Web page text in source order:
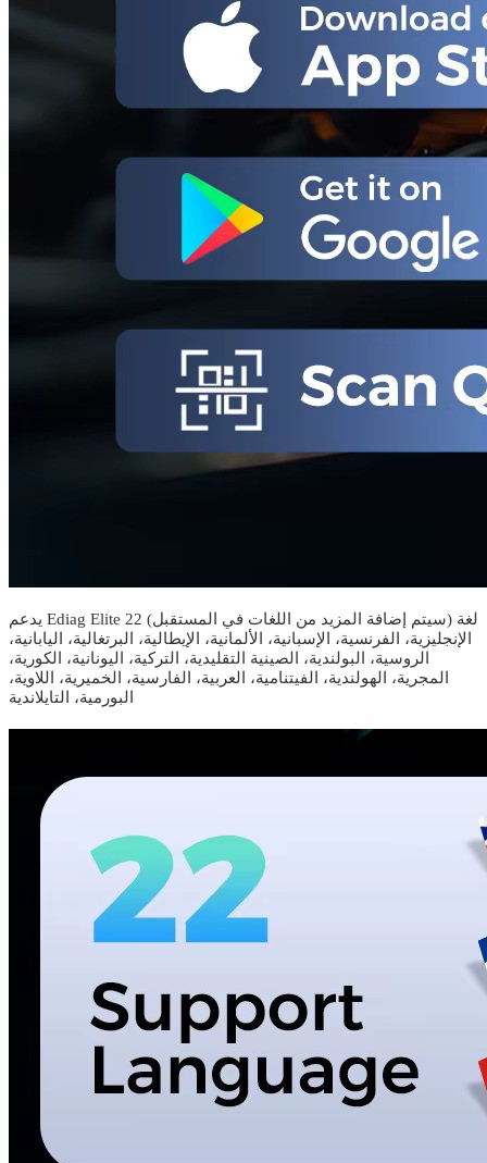
يدعم Ediag Elite 22 لغة (سيتم إضافة المزيد من اللغات في المستقبل)
الإنجليزية، الفرنسية، الإسبانية، الألمانية، الإيطالية، البرتغالية، اليابانية،
الروسية، البولندية، الصينية التقليدية، التركية، اليونانية، الكورية،
المجرية، الهولندية، الفيتنامية، العربية، الفارسية، الخميرية، اللاوية،
البورمية، التايلاندية